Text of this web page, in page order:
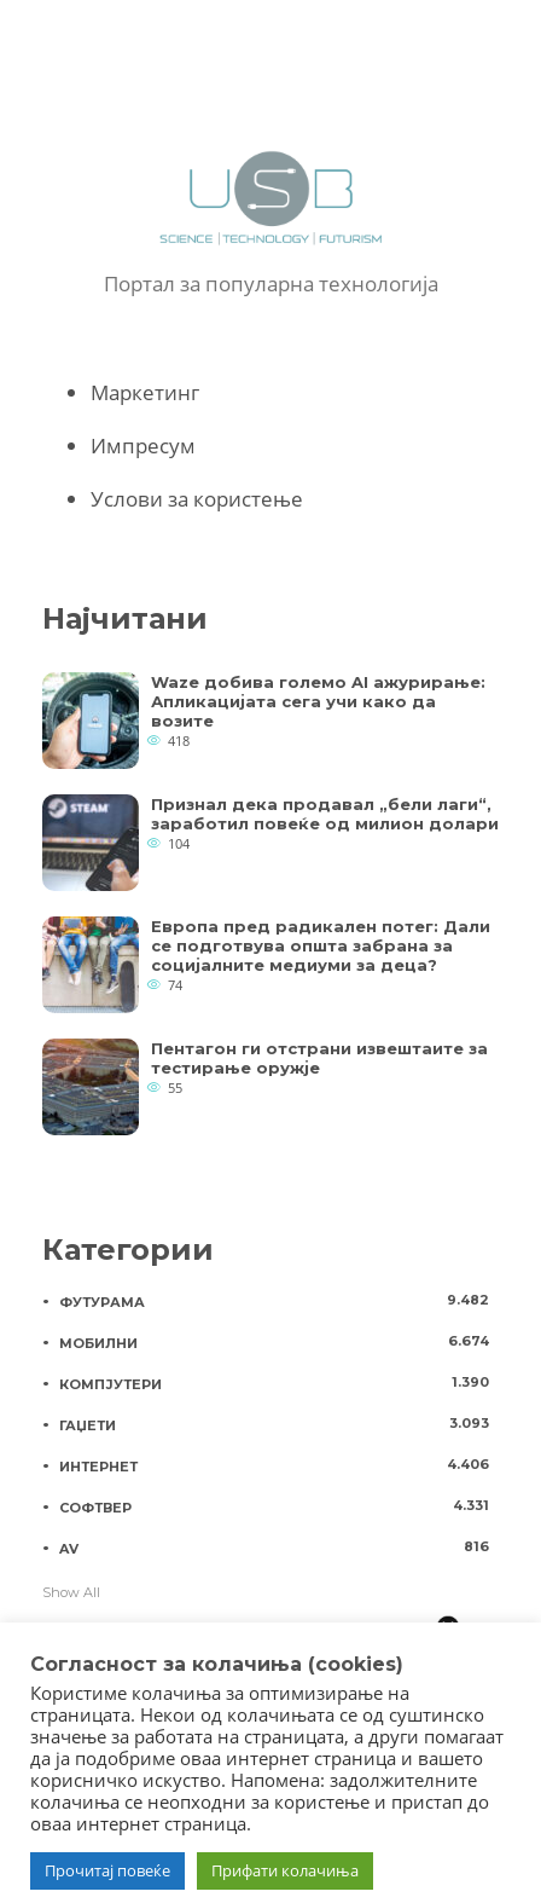
Портал за популарна технологија
Маркетинг
Импресум
Услови за користење
Најчитани
Waze добива големо AI ажурирање:
Апликацијата сега учи како да
возите
418
Признал дека продавал „бели лаги“,
заработил повеќе од милион долари
104
Европа пред радикален потег: Дали
се подготвува општа забрана за
социјалните медиуми за деца?
74
Пентагон ги отстрани извештаите за
тестирање оружје
55
Категории
ФУТУРАМА 9.482
МОБИЛНИ 6.674
КОМПЈУТЕРИ 1.390
ГАЏЕТИ 3.093
ИНТЕРНЕТ 4.406
СОФТВЕР 4.331
AV 816
Show All
Copyright © 2018 - Member of IAB Macedonia
Member of Clip Media Group / 2017
Согласност за колачиња (cookies)
Користиме колачиња за оптимизирање на
страницата. Некои од колачињата се од суштинско
значење за работата на страницата, а други помагаат
да ја подобриме оваа интернет страница и вашето
корисничко искуство. Напомена: задолжителните
колачиња се неопходни за користење и пристап до
оваа интернет страница.
Прочитај повеќе Прифати колачиња